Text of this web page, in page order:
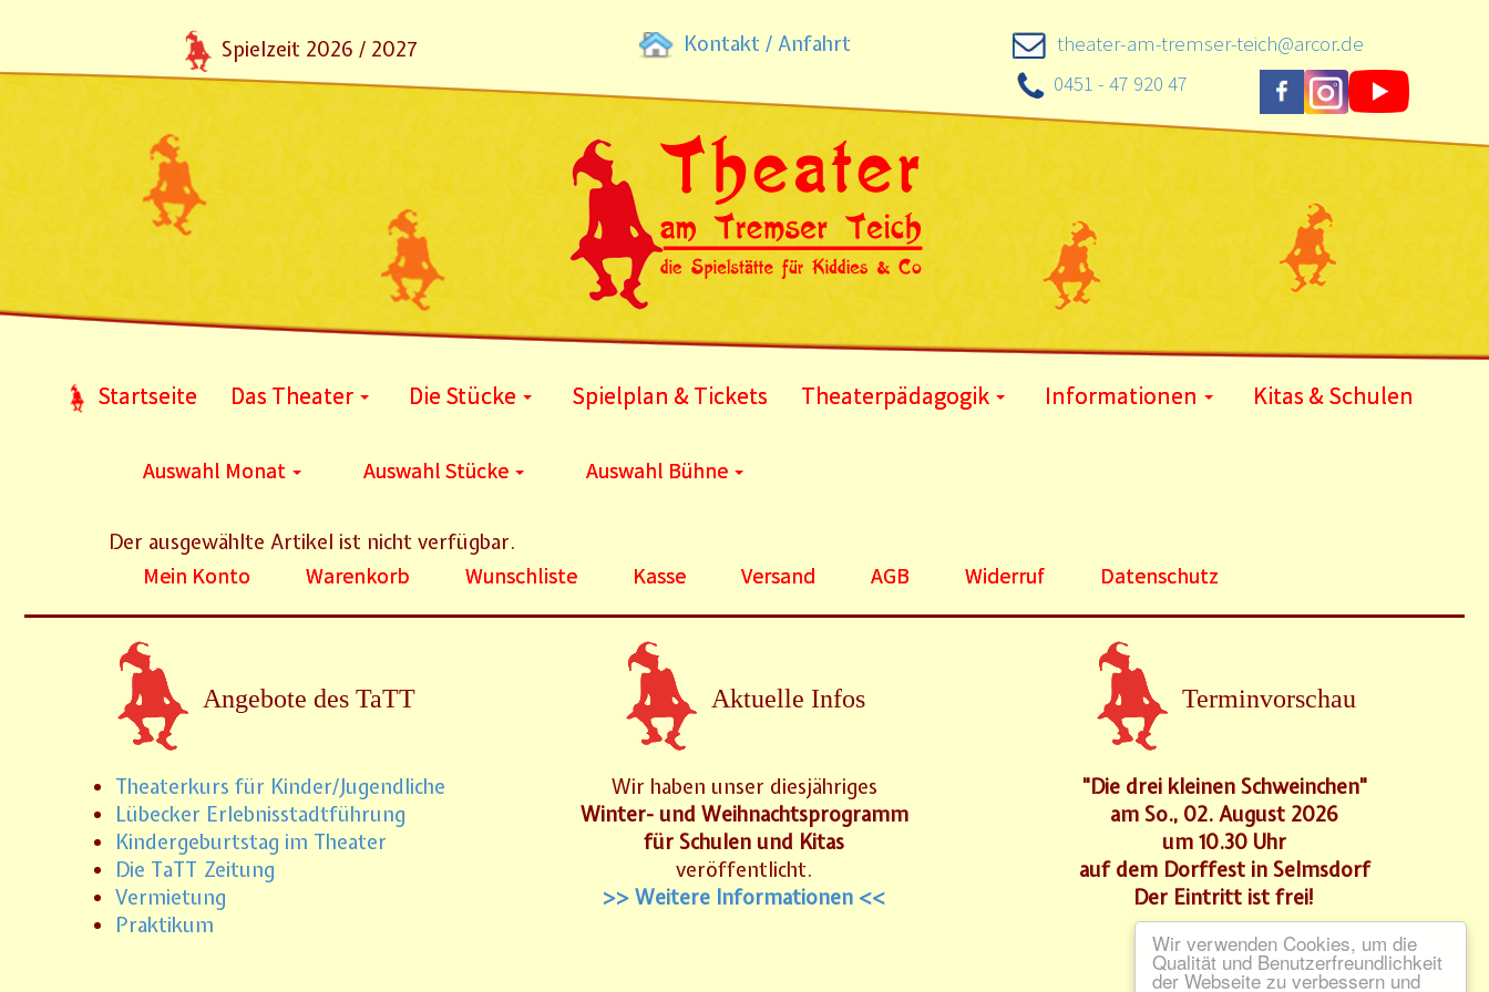
Wir verwenden Cookies, um die
Qualität und Benutzerfreundlichkeit
der Webseite zu verbessern und
Spielzeit 2026 / 2027 Kontakt / Anfahrt
theater-am-tremser-teich@arcor.de
0451 - 47 920 47
Startseite Das Theater Die Stücke Spielplan & Tickets Theaterpädagogik Informationen Kitas & Schulen
Auswahl Monat Auswahl Stücke Auswahl Bühne
Der ausgewählte Artikel ist nicht verfügbar.
Mein Konto
Warenkorb Wunschliste Kasse Versand AGB Widerruf Datenschutz
Angebote des TaTT
Theaterkurs für Kinder/Jugendliche
Lübecker Erlebnisstadtführung
Kindergeburtstag im Theater
Die TaTT Zeitung
Vermietung
Praktikum
Aktuelle Infos
Wir haben unser diesjähriges
Winter- und Weihnachtsprogramm
für Schulen und Kitas
veröffentlicht.
>> Weitere Informationen <<
Terminvorschau
"Die drei kleinen Schweinchen"
am So., 02. August 2026
um 10.30 Uhr
auf dem Dorffest in Selmsdorf
Der Eintritt ist frei!